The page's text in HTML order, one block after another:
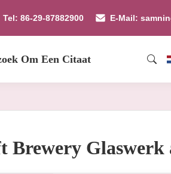
Tel: 86-29-87882900 E-Mail:
Om Een Citaat
Glaswerk